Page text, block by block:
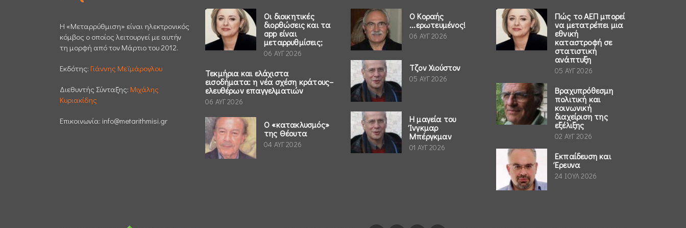
H «Μεταρρύθμιση» είναι ηλεκτρονικός
κόμβος ο οποίος λειτουργεί με αυτήν
τη μορφή από τον Μάρτιο του 2012.
Εκδότης: Γιάννης Μεϊμάρογλου
Διεθυντής Σύνταξης: Μιχάλης
Κυριακίδης
Επικοινωνία: info@metarithmisi.gr
Οι διοικητικές
διορθώσεις και τα
app είναι
μεταρρυθμίσεις;
06 ΑΥΓ 2026
Τεκμήρια και ελάχιστα
εισοδήματα: η νέα σχέση κράτους–
ελευθέρων επαγγελματιών
06 ΑΥΓ 2026
Ο «κατακλυσμός»
της Θέουτα
04 ΑΥΓ 2026
Ο Κοραής
...ερωτευμένος!
06 ΑΥΓ 2026
Τζον Χιούστον
05 ΑΥΓ 2026
Η μαγεία του
Ίνγκμαρ
Μπέργκμαν
01 ΑΥΓ 2026
Πώς το ΑΕΠ μπορεί
να μετατρέπει μια
εθνική
καταστροφή σε
στατιστική
ανάπτυξη
05 ΑΥΓ 2026
Βραχυπρόθεσμη
πολιτική και
κοινωνική
διαχείριση της
εξέλιξης
02 ΑΥΓ 2026
Εκπαίδευση και
Έρευνα
24 ΙΟΥΛ 2026